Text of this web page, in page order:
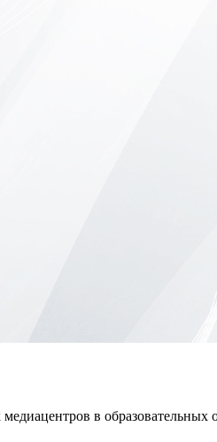
в образовательных